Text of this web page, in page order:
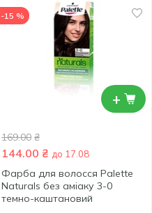
+
-15 %
169.00 ₴
144.00 ₴ до 17.08
Фарба для волосся Palette
Naturals без аміаку 3-0
темно-каштановий